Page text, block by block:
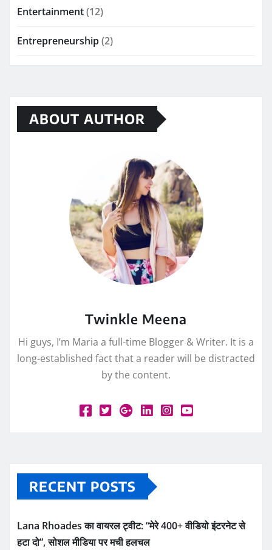
Entertainment(12)
Entrepreneurship(2)
ABOUT AUTHOR
Twinkle Meena
Hi guys, I’m Maria a full-time Blogger & Writer. It is a
long-established fact that a reader will be distracted
by the content.
RECENT POSTS
Lana Rhoades का वायरल ट्वीट: “मेरे 400+ वीडियो इंटरनेट से
हटा दो”, सोशल मीडिया पर मची हलचल